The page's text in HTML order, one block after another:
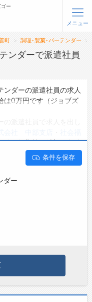
ログイン
など)
ー
メニュー
町 調理･製菓･バーテンダー
ンダーで派遣社員
ンダーの派遣社員の求人
は0万円です（ジョブズ
会社 中部支店
験や短期等ご希望の条件
であるジョブズゴーでは
･製菓･バーテンダーの
り、転職だけでなく、
社員の求人・転職情報を
募してみてください
条件を保存
ダー